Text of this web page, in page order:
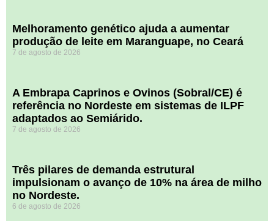
Melhoramento genético ajuda a aumentar
produção de leite em Maranguape, no Ceará
7 de agosto de 2026
A Embrapa Caprinos e Ovinos (Sobral/CE) é
referência no Nordeste em sistemas de ILPF
adaptados ao Semiárido.
7 de agosto de 2026
​Três pilares de demanda estrutural
impulsionam o avanço de 10% na área de milho
no Nordeste.
6 de agosto de 2026